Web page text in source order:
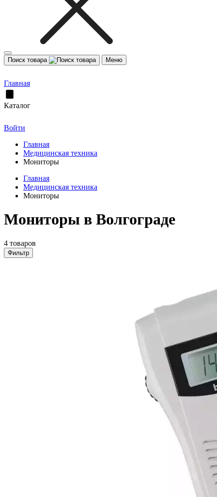
Поиск товара Меню
Главная
Каталог
Войти
Главная
Медицинская техника
Мониторы
Главная
Медицинская техника
Мониторы
Мониторы в Волгограде
4 товаров
Фильтр